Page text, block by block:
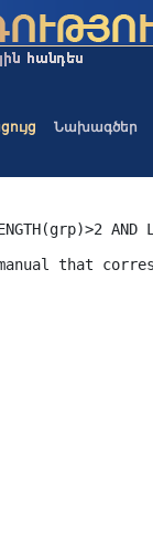
Նախագծեր